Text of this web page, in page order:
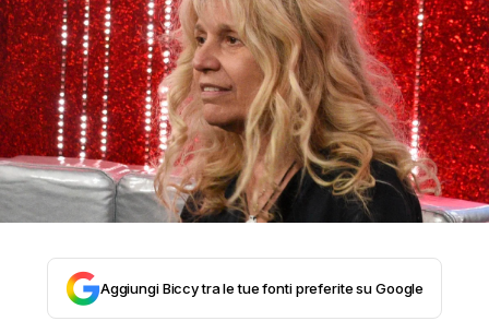
Aggiungi Biccy tra le tue fonti preferite su Google